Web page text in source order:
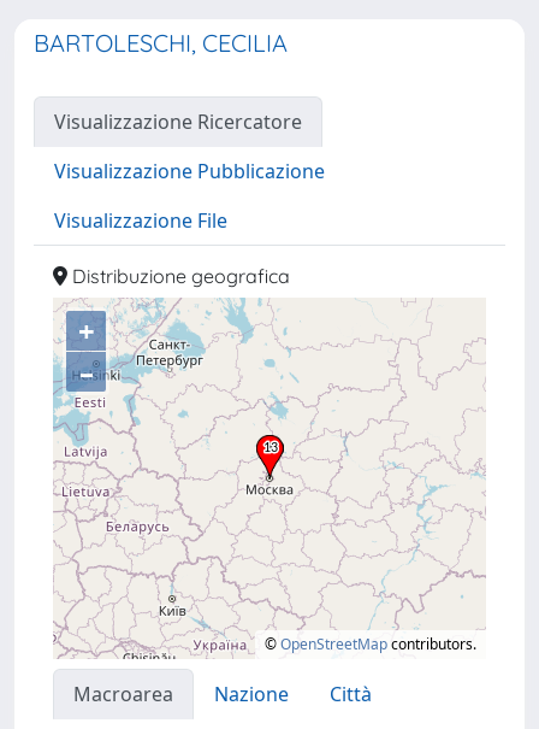
BARTOLESCHI, CECILIA
Visualizzazione Ricercatore
Visualizzazione Pubblicazione
Visualizzazione File
Distribuzione geografica
+
–
©OpenStreetMapcontributors.
Macroarea Nazione
Città